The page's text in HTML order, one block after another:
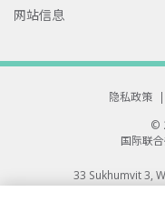
网站信息
隐私政策 |
©
国际联
33 Sukhumvit 3,